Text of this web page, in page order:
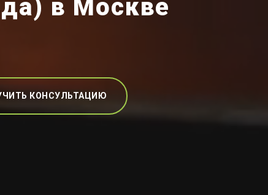
в Москве
КОНСУЛЬТАЦИЮ